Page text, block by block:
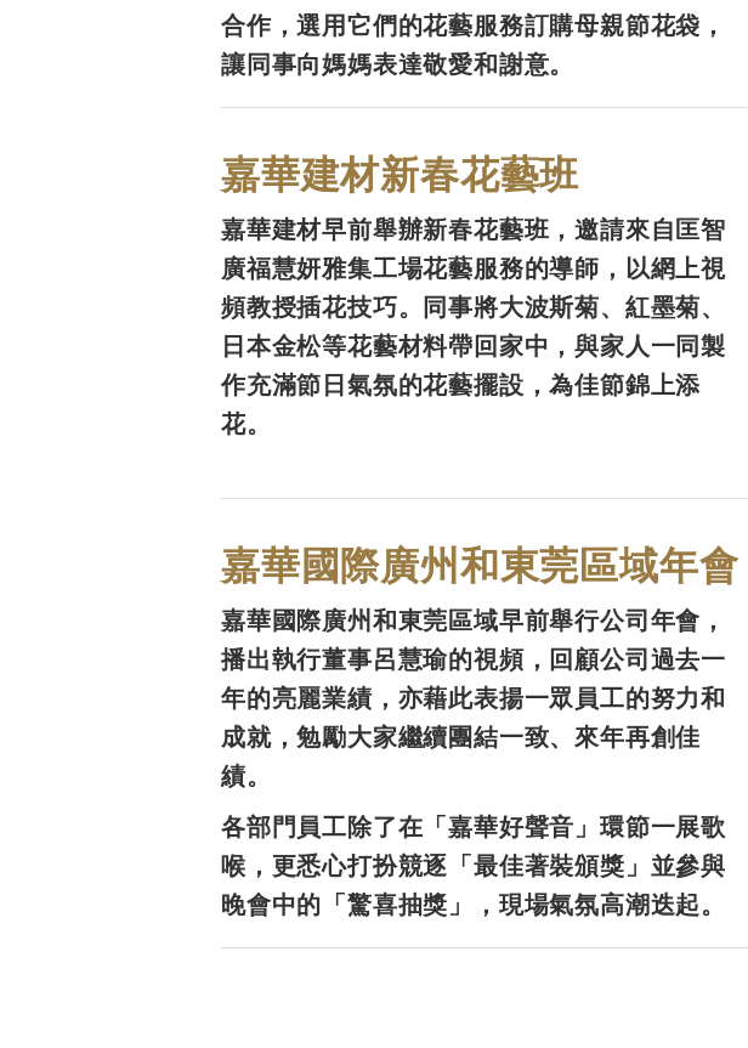
合作，選用它們的花藝服務訂購母親節花袋，
讓同事向媽媽表達敬愛和謝意。
嘉華建材新春花藝班
嘉華建材早前舉辦新春花藝班，邀請來自匡智
廣福慧妍雅集工場花藝服務的導師，以網上視
頻教授插花技巧。同事將大波斯菊、紅墨菊、
日本金松等花藝材料帶回家中，與家人一同製
作充滿節日氣氛的花藝擺設，為佳節錦上添
花。
嘉華國際廣州和東莞區域年會
嘉華國際廣州和東莞區域早前舉行公司年會，
播出執行董事呂慧瑜的視頻，回顧公司過去一
年的亮麗業績，亦藉此表揚一眾員工的努力和
成就，勉勵大家繼續團結一致、來年再創佳
績。
各部門員工除了在「嘉華好聲音」環節一展歌
喉，更悉心打扮競逐「最佳著裝頒獎」並參與
晚會中的「驚喜抽獎」，現場氣氛高潮迭起。